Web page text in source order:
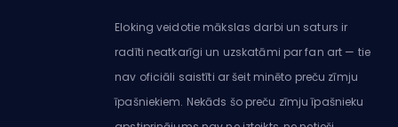
Eloking veidotie mākslas darbi un saturs ir
radīti neatkarīgi un uzskatāmi par fan art — tie
nav oficiāli saistīti ar šeit minēto preču zīmju
īpašniekiem. Nekāds šo preču zīmju īpašnieku